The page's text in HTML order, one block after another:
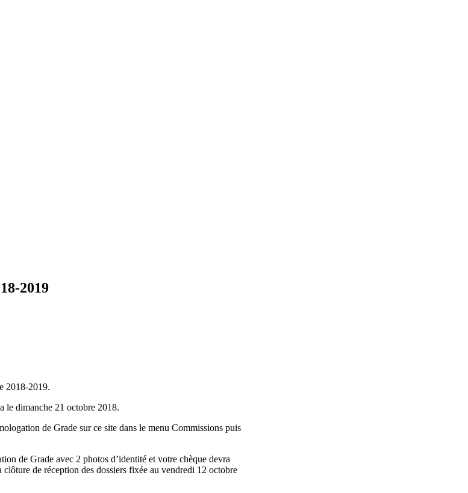
2019
2018-2019.
le dimanche 21 octobre 2018.
de Grade sur ce site dans le menu Commissions puis
de Grade avec 2 photos d’identité et votre chèque devra
de réception des dossiers fixée au vendredi 12 octobre